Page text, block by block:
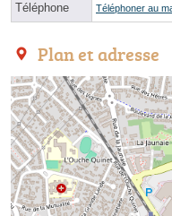
Téléphone Téléphoner au
Plan et adresse